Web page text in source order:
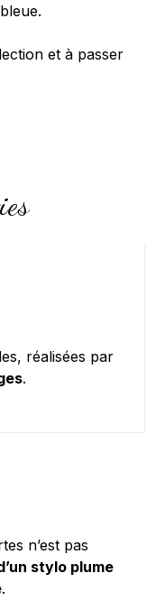
et à passer
réalisées par
.
n’est pas
stylo plume
.